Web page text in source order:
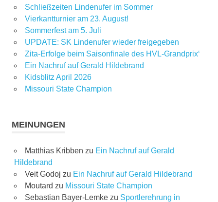
Schließzeiten Lindenufer im Sommer
Vierkantturnier am 23. August!
Sommerfest am 5. Juli
UPDATE: SK Lindenufer wieder freigegeben
Zita-Erfolge beim Saisonfinale des HVL-Grandprix‘
Ein Nachruf auf Gerald Hildebrand
Kidsblitz April 2026
Missouri State Champion
MEINUNGEN
Matthias Kribben zu Ein Nachruf auf Gerald
Hildebrand
Veit Godoj zu Ein Nachruf auf Gerald Hildebrand
Moutard zu Missouri State Champion
Sebastian Bayer-Lemkezu Sportlerehrung in